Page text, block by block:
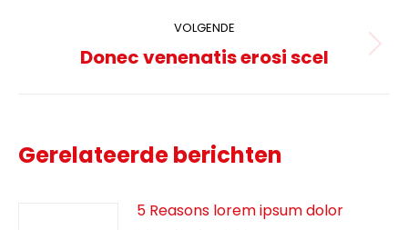
navigation
VOLGENDE
Volgende
Donec venenatis erosi scel
Gerelateerde berichten
5 Reasons lorem ipsum dolor